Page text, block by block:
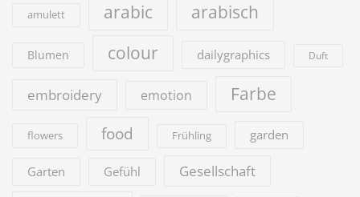
amulett arabic arabisch
Blumen colour dailygraphics Duft
embroidery emotion Farbe
flowers food Frühling garden
Garten Gefühl Gesellschaft